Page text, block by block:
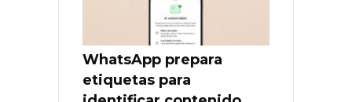
WhatsApp prepara
etiquetas para